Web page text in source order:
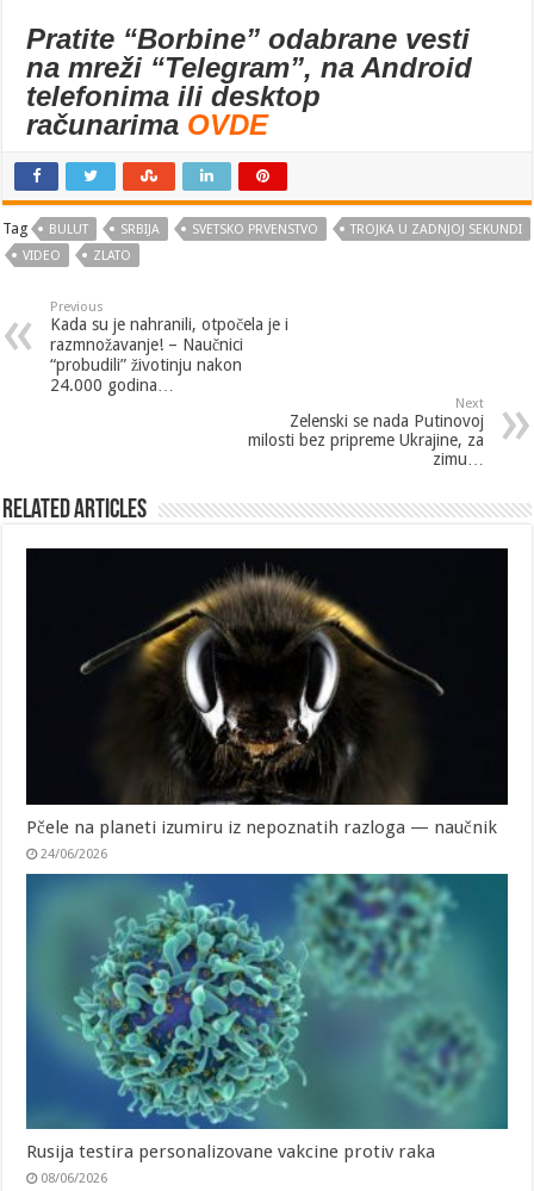
Pratite “Borbine” odabrane vesti
na mreži “Telegram”, na Android
telefonima ili desktop
računarima OVDE
Tag BULUT SRBIJA SVETSKO PRVENSTVO
TROJKA U ZADNJOJ SEKUNDI
VIDEO
ZLATO
Previous
Kada su je nahranili, otpočela je i
razmnožavanje! – Naučnici
“probudili” životinju nakon
24.000 godina…
Next
Zelenski se nada Putinovoj
milosti bez pripreme Ukrajine, za
zimu…
Related Articles
Pčele na planeti izumiru iz nepoznatih razloga — naučnik
24/06/2026
Rusija testira personalizovane vakcine protiv raka
08/06/2026